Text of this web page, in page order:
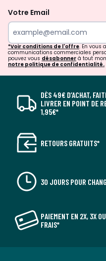
Votre Email
*Voir conditions de l'offre. En vous
communications commerciales
pouvez vous désabonner à tout
notre politique de confidentialité.
DÈS 49€ D’ACHAT,
LIVRER EN POINT DE
1,95€*
RETOURS GRATUITS*
30 JOURS POUR
PAIEMENT EN 2X, 3X
FRAIS*